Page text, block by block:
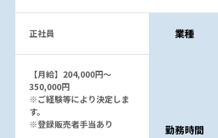
正社員 業種
【月給】204,000円～
350,000円
※ご経験等により決定しま
す。
※登録販売者手当あり
勤務時間